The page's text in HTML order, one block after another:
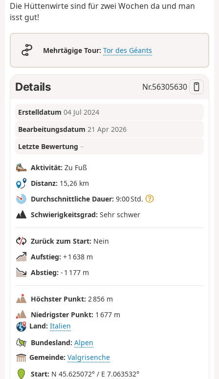
Die Hüttenwirte sind für zwei Wochen da und man
isst gut!
Mehrtägige Tour: Tor des Géants
Details Nr.56305630
Erstelldatum 04 Jul 2024
Bearbeitungsdatum 21 Apr 2026
Letzte Bewertung –
Aktivität: Zu Fuß
Distanz: 15,26 km
Durchschnittliche Dauer: 9:00 Std.
Schwierigkeitsgrad: Sehr schwer
Zurück zum Start: Nein
Aufstieg: + 1 638 m
Abstieg: - 1 177 m
Höchster Punkt: 2 856 m
Niedrigster Punkt: 1 677 m
Land: Italien
Bundesland: Alpen
Gemeinde: Valgrisenche
Start: N 45.625072° / E 7.063532°